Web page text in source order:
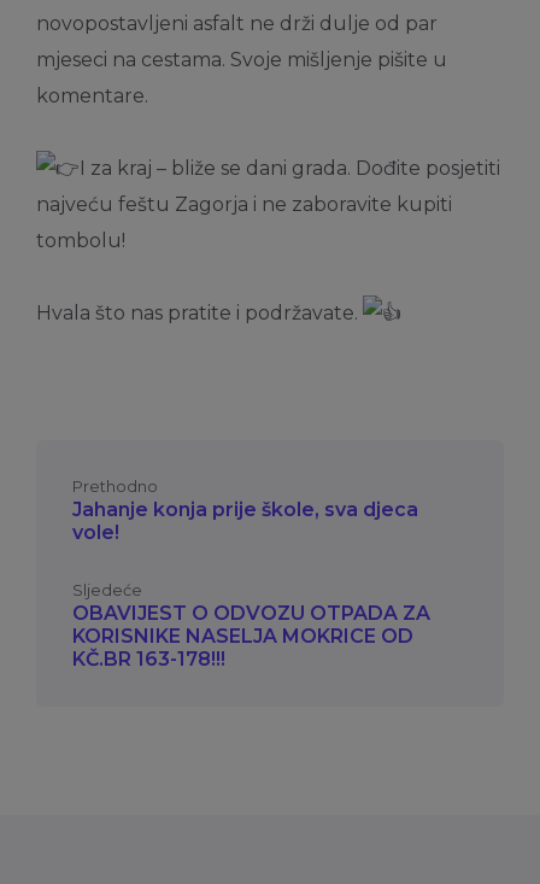
novopostavljeni asfalt ne drži dulje od par
mjeseci na cestama. Svoje mišljenje pišite u
komentare.
I za kraj – bliže se dani grada. Dođite posjetiti
najveću feštu Zagorja i ne zaboravite kupiti
tombolu!
Hvala što nas pratite i podržavate.
Prethodno
Jahanje konja prije škole, sva djeca
vole!
Sljedeće
OBAVIJEST O ODVOZU OTPADA ZA
KORISNIKE NASELJA MOKRICE OD
KČ.BR 163-178!!!